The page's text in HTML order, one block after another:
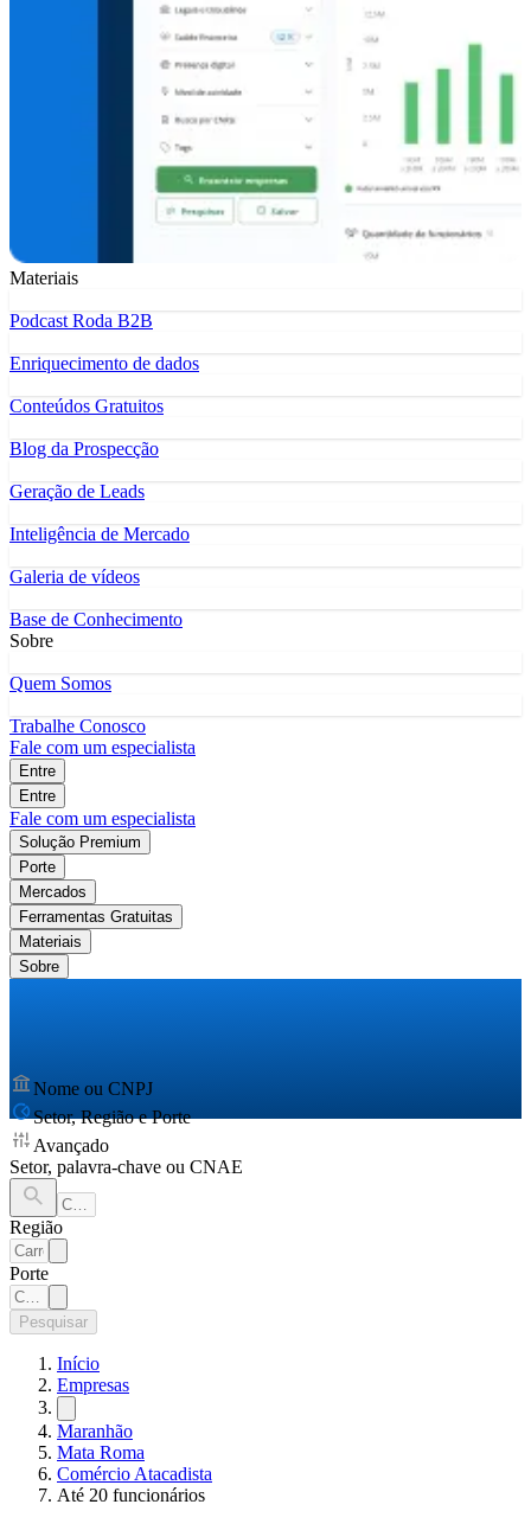
Materiais
Podcast Roda B2B
Enriquecimento de dados
Conteúdos Gratuitos
Blog da Prospecção
Geração de Leads
Inteligência de Mercado
Galeria de vídeos
Base de Conhecimento
Sobre
Quem Somos
Trabalhe Conosco
Fale com um especialista
Entre
Entre
Fale com um especialista
Solução Premium
Porte
Mercados
Ferramentas Gratuitas
Materiais
Sobre
Nome ou CNPJ
Setor, Região e Porte
Avançado
Setor, palavra-chave ou CNAE
Região
Porte
Pesquisar
Início
Empresas
Maranhão
Mata Roma
Comércio Atacadista
Até 20 funcionários